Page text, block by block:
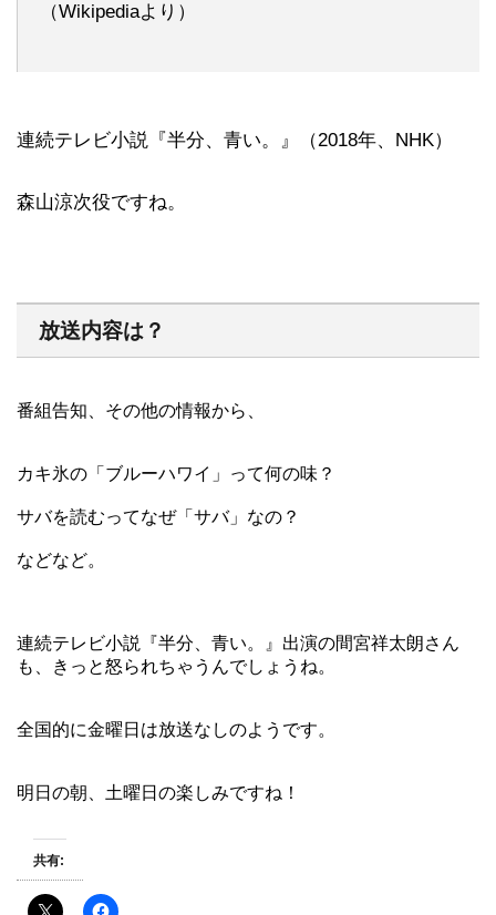
（Wikipediaより）
連続テレビ小説『半分、青い。』（2018年、NHK）
森山涼次役ですね。
放送内容は？
番組告知、その他の情報から、
カキ氷の「ブルーハワイ」って何の味？
サバを読むってなぜ「サバ」なの？
などなど。
連続テレビ小説『半分、青い。』出演の間宮祥太朗さん
も、きっと怒られちゃうんでしょうね。
全国的に金曜日は放送なしのようです。
明日の朝、土曜日の楽しみですね！
共有: